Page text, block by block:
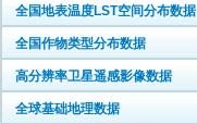
全国地表温度LST空间分布数据
全国作物类型分布数据
高分辨率卫星遥感影像数据
全球基础地理数据